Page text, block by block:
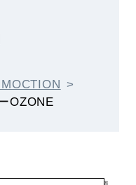
OZONE